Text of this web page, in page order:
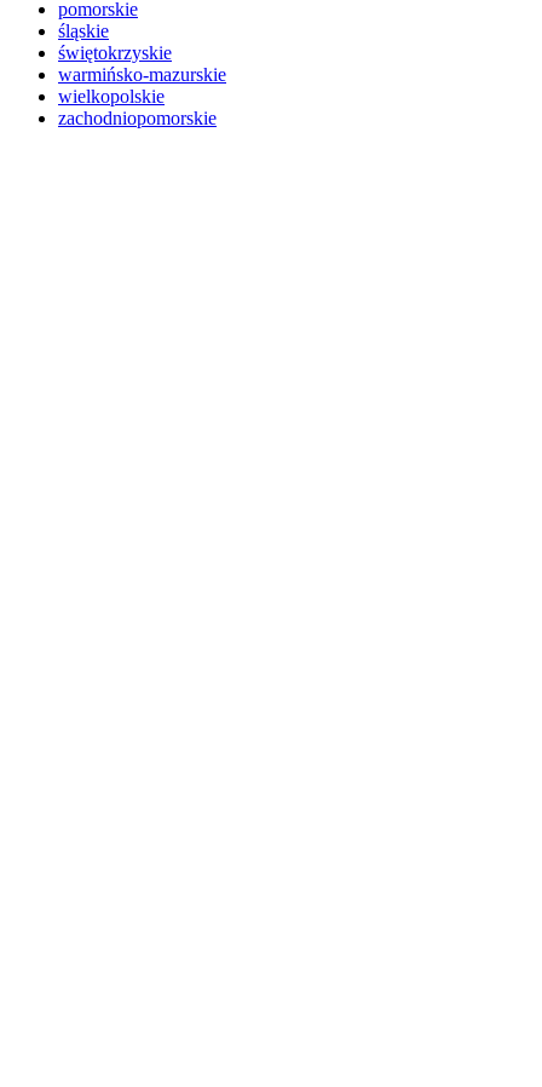
pomorskie
śląskie
świętokrzyskie
warmińsko-mazurskie
wielkopolskie
zachodniopomorskie